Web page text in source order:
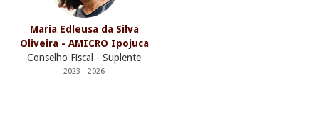
Maria Edleusa da Silva
Oliveira - AMICRO Ipojuca
Conselho Fiscal - Suplente
2023 - 2026